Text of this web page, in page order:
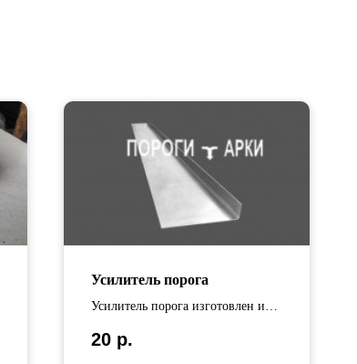
Усилитель порога
Усилитель порога изготовлен из
усилителей варьируется от 65 см
20 р.